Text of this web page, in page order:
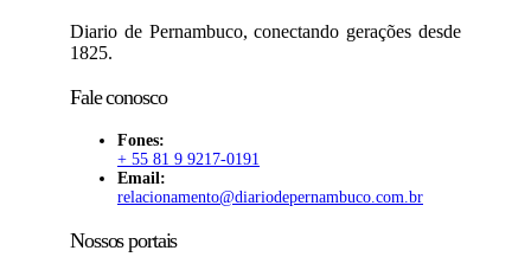
Diario de Pernambuco, conectando gerações desde
1825.
Fale conosco
Fones:
+ 55 81 9 9217-0191
Email:
relacionamento@diariodepernambuco.com.br
Nossos portais